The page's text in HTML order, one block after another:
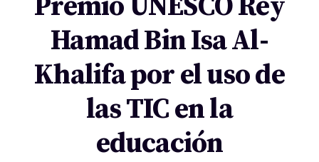
About Us
RegulationsHamad Bin Isa Al-
Khalifa por el uso de
las TIC en la
educación